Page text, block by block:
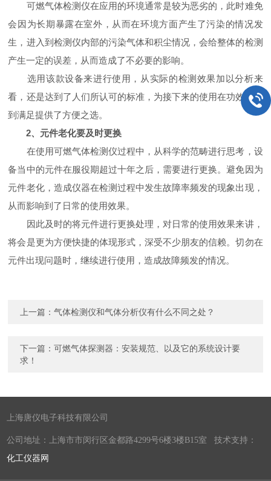
可燃气体检测仪在应用的环境通常是较为恶劣的，此时难免
会因为长期暴露在室外，从而在环境方面产生了污染的情况发
生，进入到检测仪内部的污染气体和积尘情况，会给整体的检测
产生一定的误差，从而造成了不必要的影响。
选用该款设备来进行使用，从实际的检测效果加以分析来
看，还是达到了人们所认可的标准，为接下来的使用在功效上得
到满足提供了方便之选。
2、元件老化要及时更换
在使用可燃气体检测仪过程中，从科学的范畴进行思考，设
备当中的元件在服役期超过十年之后，需要进行更换。避免因为
元件老化，造成仪器在检测过程中发生故障率频发的现象出现，
从而影响到了日常的使用效果。
因此及时的将元件进行更换处理，对日常的使用效果来讲，
将会是更为方便快捷的体现形式，深受不少朋友的信赖。切勿在
元件出现问题时，继续进行使用，造成故障频发的情况。
上一篇：气体检测仪和气体分析仪有什么不同之处？
下一篇：可燃气体探测器：安装规范、以及它的系统设计要
求！
上海唐仪电子科技有限公司
公司地址：上海市市闵行区金都路4299号6楼3楼B15室 技术支持：
化工仪器网